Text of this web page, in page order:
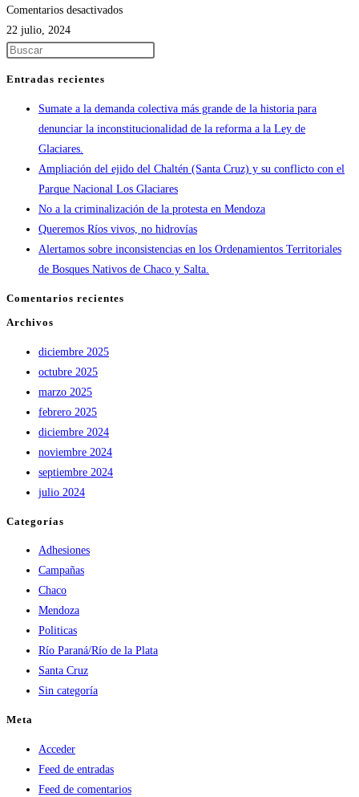
Comentarios desactivadosen
discurso
del
de
la
Nación
en
la
firma
22 julio, 2024
cerrar
el
de
búsqueda.
Entradas recientes
Sumate a la demanda colectiva más grande de la historia para
denunciar la inconstitucionalidad de la reforma a la Ley de
Glaciares.
Ampliación del ejido del Chaltén (Santa Cruz) y su conflicto con el
Parque Nacional Los Glaciares
No a la criminalización de la protesta en Mendoza
Queremos Ríos vivos, no hidrovías
Alertamos sobre inconsistencias en los Ordenamientos Territoriales
de Bosques Nativos de Chaco y Salta.
Comentarios recientes
Archivos
diciembre 2025
octubre 2025
marzo 2025
febrero 2025
diciembre 2024
noviembre 2024
septiembre 2024
julio 2024
Categorías
Adhesiones
Campañas
Chaco
Mendoza
Politicas
Río Paraná/Río de la Plata
Santa Cruz
Sin categoría
Meta
Acceder
Feed de entradas
Feed de comentarios